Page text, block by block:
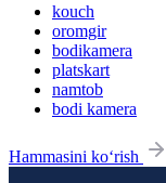
kouch
oromgir
bodikamera
platskart
namtob
bodi kamera
Hammasini ko‘rish